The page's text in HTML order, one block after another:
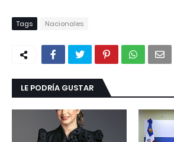
Tags Nacionales
LE PODRÍA GUSTAR